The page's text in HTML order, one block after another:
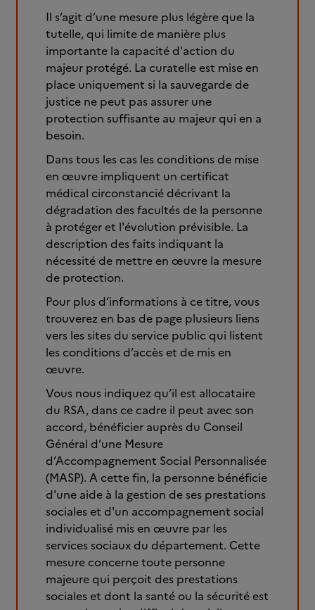
Il s’agit d’une mesure plus légère que la
tutelle, qui limite de manière plus
importante la capacité d'action du
majeur protégé. La curatelle est mise en
place uniquement si la sauvegarde de
justice ne peut pas assurer une
protection suffisante au majeur qui en a
besoin.
Dans tous les cas les conditions de mise
en œuvre impliquent un certificat
médical circonstancié décrivant la
dégradation des facultés de la personne
à protéger et l'évolution prévisible. La
description des faits indiquant la
nécessité de mettre en œuvre la mesure
de protection.
Pour plus d’informations à ce titre, vous
trouverez en bas de page plusieurs liens
vers les sites du service public qui listent
les conditions d’accès et de mis en
œuvre.
Vous nous indiquez qu’il est allocataire
du RSA, dans ce cadre il peut avec son
accord, bénéficier auprès du Conseil
Général d’une Mesure
d’Accompagnement Social Personnalisée
(MASP). A cette fin, la personne bénéficie
d'une aide à la gestion de ses prestations
sociales et d'un accompagnement social
individualisé mis en œuvre par les
services sociaux du département. Cette
mesure concerne toute personne
majeure qui perçoit des prestations
sociales et dont la santé ou la sécurité est